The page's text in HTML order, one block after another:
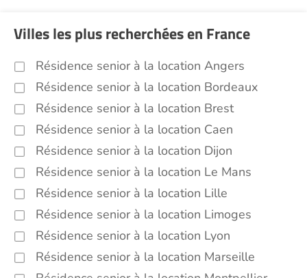
Villes les plus recherchées en France
Résidence senior à la location Angers
Résidence senior à la location Bordeaux
Résidence senior à la location Brest
Résidence senior à la location Caen
Résidence senior à la location Dijon
Résidence senior à la location Le Mans
Résidence senior à la location Lille
Résidence senior à la location Limoges
Résidence senior à la location Lyon
Résidence senior à la location Marseille